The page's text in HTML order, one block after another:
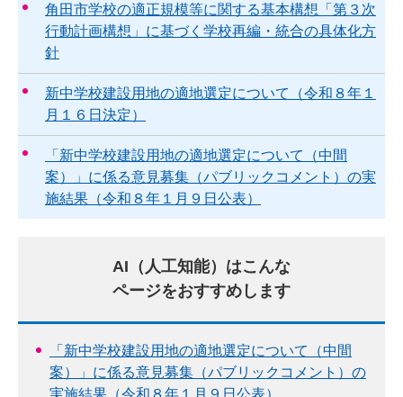
角田市学校の適正規模等に関する基本構想「第３次
行動計画構想」に基づく学校再編・統合の具体化方
針
新中学校建設用地の適地選定について（令和８年１
月１６日決定）
「新中学校建設用地の適地選定について（中間
案）」に係る意見募集（パブリックコメント）の実
施結果（令和８年１月９日公表）
AI（人工知能）はこんな
ページをおすすめします
「新中学校建設用地の適地選定について（中間
案）」に係る意見募集（パブリックコメント）の
実施結果（令和８年１月９日公表）